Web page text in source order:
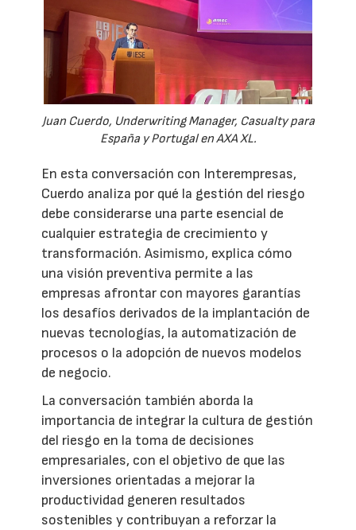
Juan Cuerdo, Underwriting Manager, Casualty para
España y Portugal en AXA XL.
En esta conversación con Interempresas,
Cuerdo analiza por qué la gestión del riesgo
debe considerarse una parte esencial de
cualquier estrategia de crecimiento y
transformación. Asimismo, explica cómo
una visión preventiva permite a las
empresas afrontar con mayores garantías
los desafíos derivados de la implantación de
nuevas tecnologías, la automatización de
procesos o la adopción de nuevos modelos
de negocio.
La conversación también aborda la
importancia de integrar la cultura de gestión
del riesgo en la toma de decisiones
empresariales, con el objetivo de que las
inversiones orientadas a mejorar la
productividad generen resultados
sostenibles y contribuyan a reforzar la